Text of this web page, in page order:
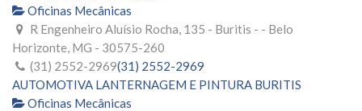
Oficinas Mecânicas
R Engenheiro Aluísio Rocha, 135 - Buritis - - Belo
Horizonte, MG - 30575-260
(31) 2552-2969(31) 2552-2969
AUTOMOTIVA LANTERNAGEM E PINTURA BURITIS
Oficinas Mecânicas